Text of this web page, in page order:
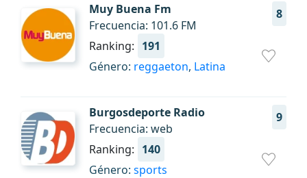
Muy Buena Fm 8
Frecuencia: 101.6 FM
Ranking: 191
Género: reggaeton, Latina
Burgosdeporte Radio 9
Frecuencia: web
Ranking: 140
Género: sports